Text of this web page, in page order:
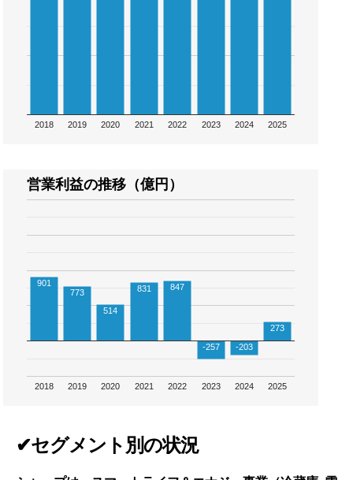
2018 2019 2020 2021 2022 2023 2024 2025
営業利益の推移（億円）
2018 2019 2020 2021 2022 2023 2024 2025
901
773
514
831 847
-257 -203
273
✔セグメント別の状況